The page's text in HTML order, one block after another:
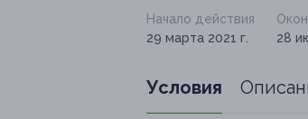
Начало действия
29 марта 2021 г.
28
Условия